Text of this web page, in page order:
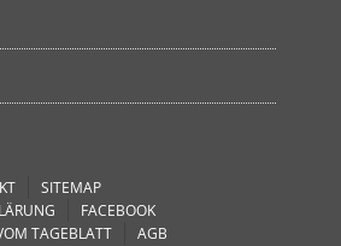
SITEMAP
FACEBOOK
TAGEBLATT
AGB